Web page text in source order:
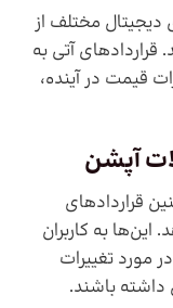
دیجیتال مختلف از
آتی به
قیمت در آینده،
قراردادهای
این‌ها به کاربران
مورد تغییرات
باشند.